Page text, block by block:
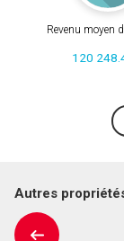
Revenu moyen
120
Autres